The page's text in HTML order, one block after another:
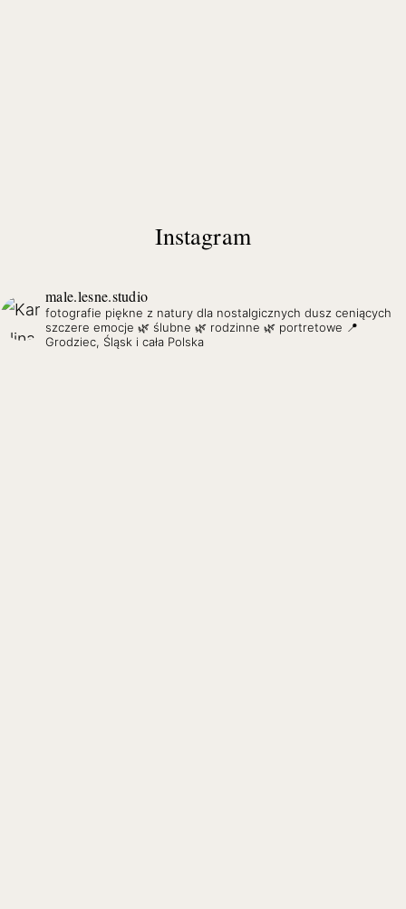
Instagram
male.lesne.studio
fotografie piękne z natury dla nostalgicznych dusz ceniących
szczere emocje 🌿 ślubne 🌿 rodzinne 🌿 portretowe 📍
Grodziec, Śląsk i cała Polska